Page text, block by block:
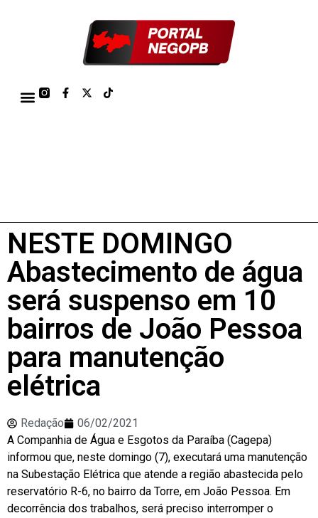
NESTE DOMINGO
Abastecimento de água
será suspenso em 10
bairros de João Pessoa
para manutenção
elétrica
Redação
06/02/2021
A Companhia de Água e Esgotos da Paraíba (Cagepa)
informou que, neste domingo (7), executará uma manutenção
na Subestação Elétrica que atende a região abastecida pelo
reservatório R-6, no bairro da Torre, em João Pessoa. Em
decorrência dos trabalhos, será preciso interromper o